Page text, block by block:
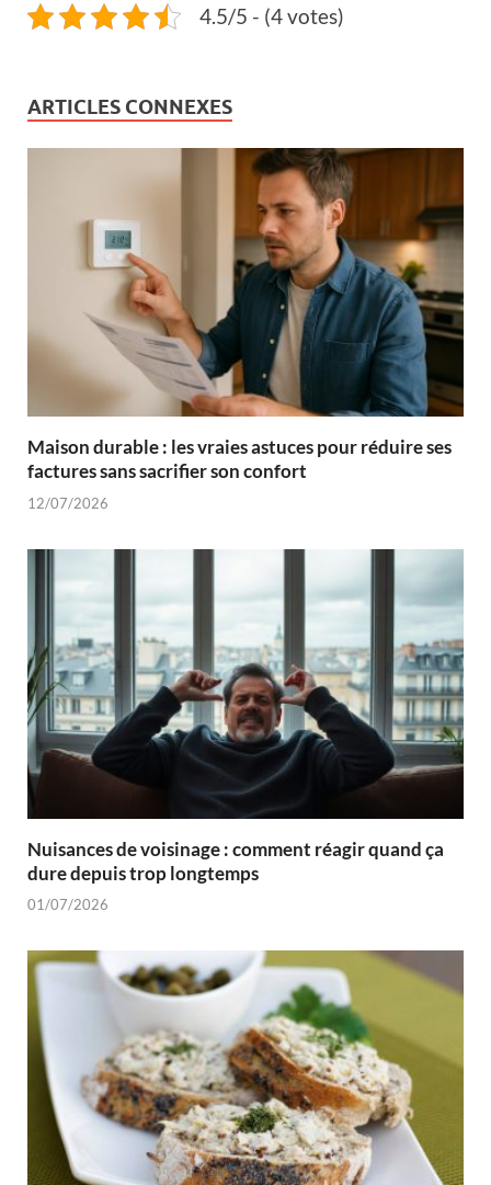
4.5/5 - (4 votes)
ARTICLES CONNEXES
Maison durable : les vraies astuces pour réduire ses
factures sans sacrifier son confort
12/07/2026
Nuisances de voisinage : comment réagir quand ça
dure depuis trop longtemps
01/07/2026